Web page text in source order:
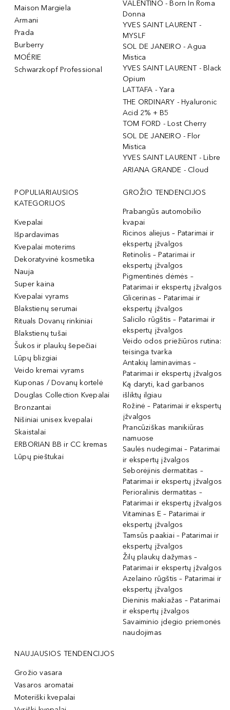
Maison Margiela
Armani
Prada
Burberry
MOÉRIE
Schwarzkopf Professional
VALENTINO - Born In Roma
Donna
YVES SAINT LAURENT -
MYSLF
SOL DE JANEIRO - Agua
Mistica
YVES SAINT LAURENT - Black
Opium
LATTAFA - Yara
THE ORDINARY - Hyaluronic
Acid 2% + B5
TOM FORD - Lost Cherry
SOL DE JANEIRO - Flor
Mistica
YVES SAINT LAURENT - Libre
ARIANA GRANDE - Cloud
POPULIARIAUSIOS
KATEGORIJOS
Kvepalai
Išpardavimas
Kvepalai moterims
Dekoratyvinė kosmetika
Nauja
Super kaina
Kvepalai vyrams
Blakstienų serumai
Rituals Dovanų rinkiniai
Blakstienų tušai
Šukos ir plaukų šepečiai
Lūpų blizgiai
Veido kremai vyrams
Kuponas / Dovanų kortelė
Douglas Collection Kvepalai
Bronzantai
Nišiniai unisex kvepalai
Skaistalai
ERBORIAN BB ir CC kremas
Lūpų pieštukai
GROŽIO TENDENCIJOS
Prabangūs automobilio
kvapai
Ricinos aliejus – Patarimai ir
ekspertų įžvalgos
Retinolis – Patarimai ir
ekspertų įžvalgos
Pigmentinės dėmės –
Patarimai ir ekspertų įžvalgos
Glicerinas – Patarimai ir
ekspertų įžvalgos
Salicilo rūgštis – Patarimai ir
ekspertų įžvalgos
Veido odos priežiūros rutina:
teisinga tvarka
Antakių laminavimas –
Patarimai ir ekspertų įžvalgos
Ką daryti, kad garbanos
išliktų ilgiau
Rožinė – Patarimai ir ekspertų
įžvalgos
Prancūziškas manikiūras
namuose
Saulės nudegimai – Patarimai
ir ekspertų įžvalgos
Seborėjinis dermatitas –
Patarimai ir ekspertų įžvalgos
Perioralinis dermatitas –
Patarimai ir ekspertų įžvalgos
Vitaminas E – Patarimai ir
ekspertų įžvalgos
Tamsūs paakiai – Patarimai ir
ekspertų įžvalgos
Žilų plaukų dažymas –
Patarimai ir ekspertų įžvalgos
Azelaino rūgštis – Patarimai ir
ekspertų įžvalgos
Dieninis makiažas – Patarimai
ir ekspertų įžvalgos
Savaiminio įdegio priemonės
naudojimas
NAUJAUSIOS TENDENCIJOS
Grožio vasara
Vasaros aromatai
Moteriški kvepalai